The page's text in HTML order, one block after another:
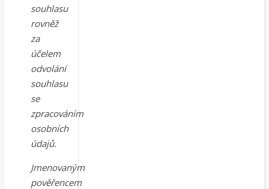
souhlasu
rovněž
za
účelem
odvolání
souhlasu
se
zpracováním
osobních
údajů.
Jmenovaným
pověřencem